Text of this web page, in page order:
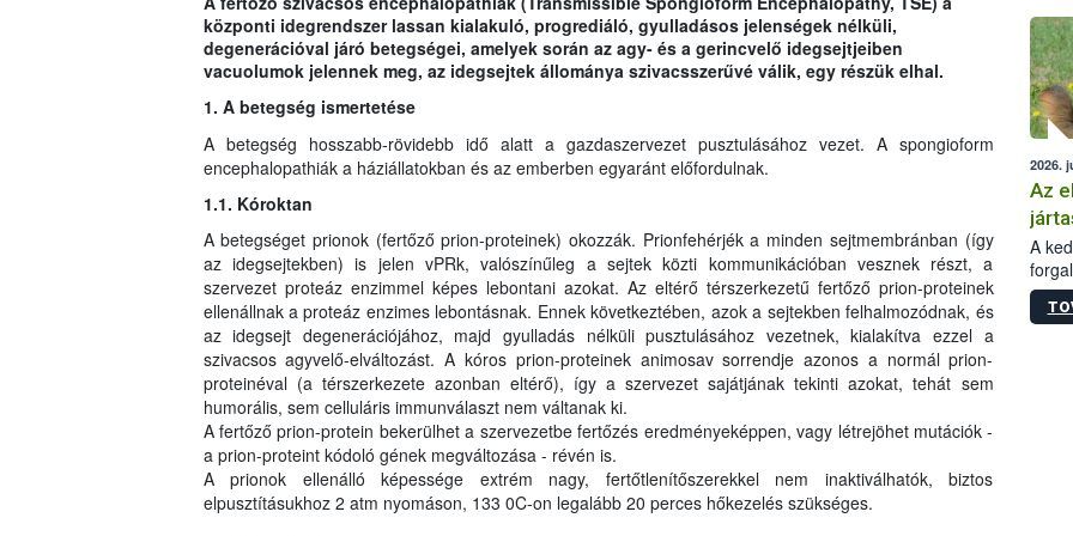
központi idegrendszer lassan kialakuló, progrediáló, gyulladásos jelenségek nélküli,
degenerációval járó betegségei, amelyek során az agy- és a gerincvelő idegsejtjeiben
vacuolumok jelennek meg, az idegsejtek állománya szivacsszerűvé válik, egy részük elhal.
1. A betegség ismertetése
A betegség hosszabb-rövidebb idő alatt a gazdaszervezet pusztulásához vezet. A spongioform
encephalopathiák a háziállatokban és az emberben egyaránt előfordulnak.
1.1. Kóroktan
A betegséget prionok (fertőző prion-proteinek) okozzák. Prionfehérjék a minden sejtmembránban (így
az idegsejtekben) is jelen vPRk, valószínűleg a sejtek közti kommunikációban vesznek részt, a
szervezet proteáz enzimmel képes lebontani azokat. Az eltérő térszerkezetű fertőző prion-proteinek
ellenállnak a proteáz enzimes lebontásnak. Ennek következtében, azok a sejtekben felhalmozódnak, és
az idegsejt degenerációjához, majd gyulladás nélküli pusztulásához vezetnek, kialakítva ezzel a
szivacsos agyvelő-elváltozást. A kóros prion-proteinek animosav sorrendje azonos a normál prion-
proteinéval (a térszerkezete azonban eltérő), így a szervezet sajátjának tekinti azokat, tehát sem
humorális, sem celluláris immunválaszt nem váltanak ki.
A fertőző prion-protein bekerülhet a szervezetbe fertőzés eredményeképpen, vagy létrejöhet mutációk -
a prion-proteint kódoló gének megváltozása - révén is.
A prionok ellenálló képessége extrém nagy, fertőtlenítőszerekkel nem inaktiválhatók, biztos
elpusztításukhoz 2 atm nyomáson, 133 0C-on legalább 20 perces hőkezelés szükséges.
2026.
Az
A